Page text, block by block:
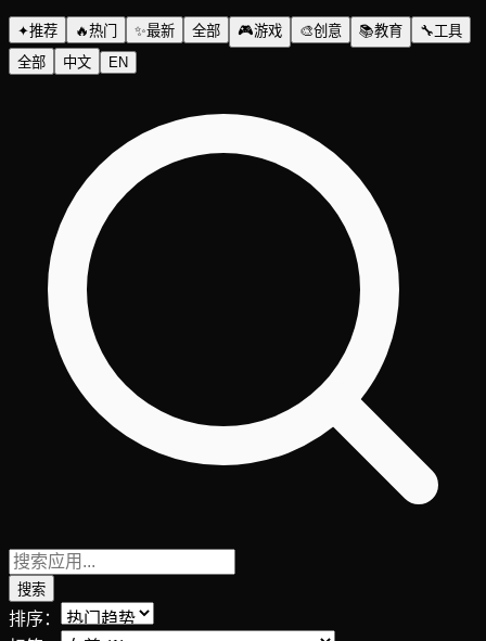
✦推荐 🔥热门 ✨最新 全部 🎮游戏 🎨创意 📚教育 🔧工具
全部
中文 EN
搜索
排序：